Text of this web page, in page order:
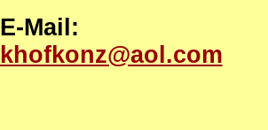
E-Mail:
khofkonz@aol.com